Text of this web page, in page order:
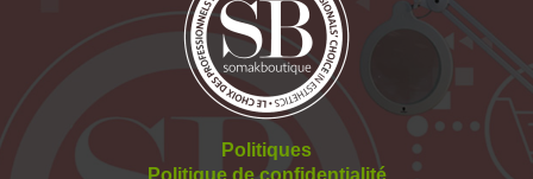
Politiques
Politique de confidentialité